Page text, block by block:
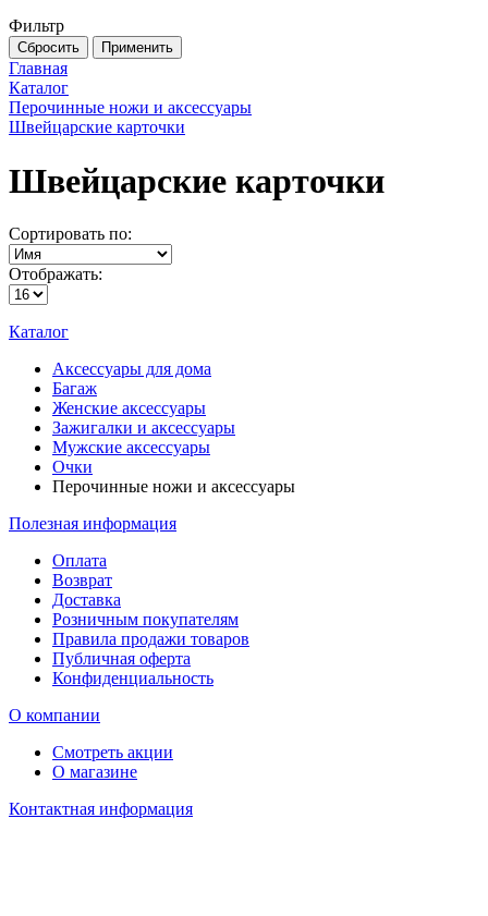
Фильтр
Главная
Каталог
Перочинные ножи и аксессуары
Швейцарские карточки
Швейцарские карточки
Сортировать по:
Отображать:
Каталог
Аксессуары для дома
Багаж
Женские аксессуары
Зажигалки и аксессуары
Мужские аксессуары
Очки
Перочинные ножи и аксессуары
Полезная информация
Оплата
Возврат
Доставка
Розничным покупателям
Правила продажи товаров
Публичная оферта
Конфиденциальность
О компании
Смотреть акции
О магазине
Контактная информация